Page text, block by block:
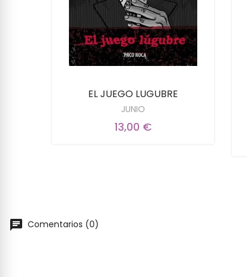
EL JUEGO LUGUBRE
JUNIO
13,00 €
Comentarios (0)